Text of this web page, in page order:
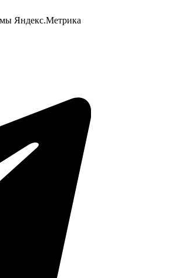
Яндекс.Метрика